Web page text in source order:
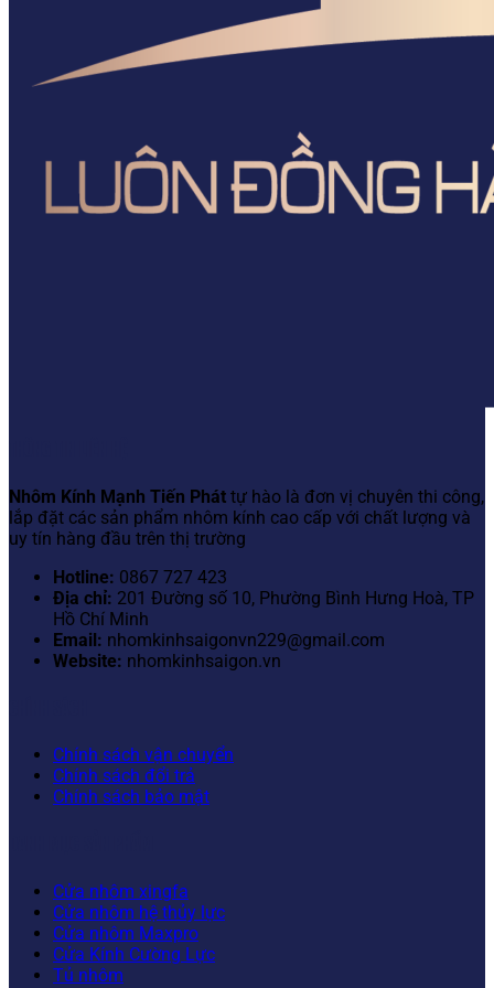
Nhôm Kính Mạnh Tiến Phát tự hào là đơn vị chuyên thi công,
lắp đặt các sản phẩm nhôm kính cao cấp với chất lượng và
uy tín hàng đầu trên thị trường
Hotline: 0867 727 423
Địa chỉ: 201 Đường số 10, Phường Bình Hưng Hoà, TP
Hồ Chí Minh
Email: nhomkinhsaigonvn229@gmail.com
Website: nhomkinhsaigon.vn
Chính sách vận chuyển
Chính sách đổi trả
Chính sách bảo mật
Cửa nhôm xingfa
Cửa nhôm hệ thủy lực
Cửa nhôm Maxpro
Cửa Kính Cường Lực
Tủ nhôm